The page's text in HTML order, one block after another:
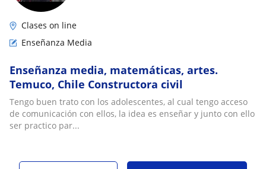
Clases on line
Enseñanza Media
Enseñanza media, matemáticas, artes.
Temuco, Chile Constructora civil
Tengo buen trato con los adolescentes, al cual tengo acceso
de comunicación con ellos, la idea es enseñar y junto con ello
ser practico par...